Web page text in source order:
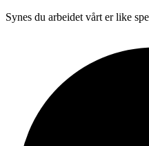
Synes du arbeidet vårt er like